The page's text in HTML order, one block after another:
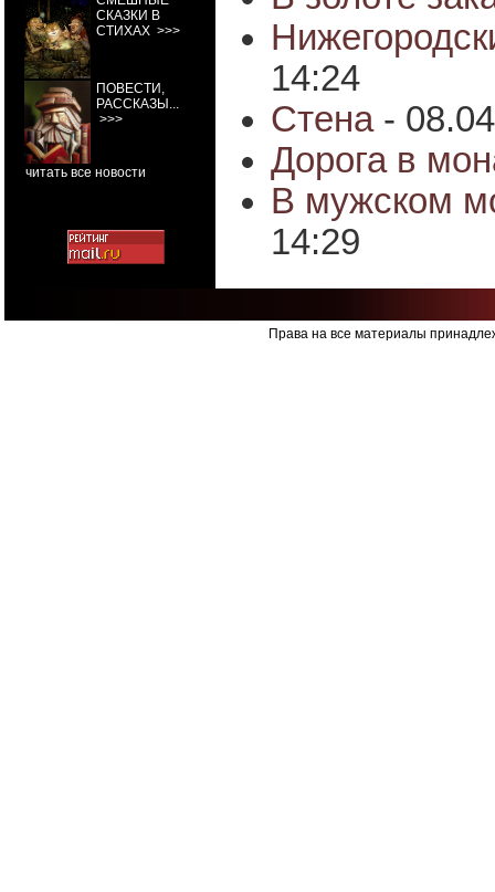
СКАЗКИ В
СТИХАХ >>>
ПОВЕСТИ,
РАССКАЗЫ...
>>>
читать все новости
14:24
Стена-
Дорога в
В мужском
14:29
Права на все материалы